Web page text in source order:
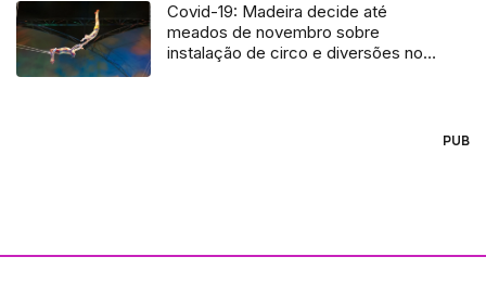
Covid-19: Madeira decide até
meados de novembro sobre
instalação de circo e diversões no
PUB